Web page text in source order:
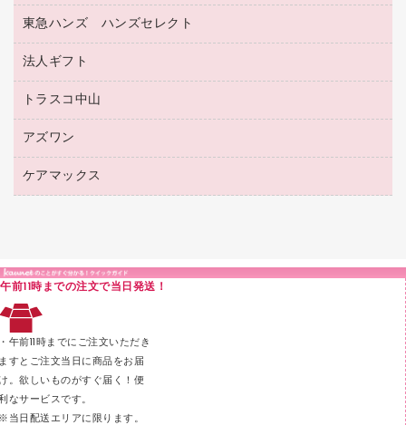
ファイルボックス
パイプ式ファイル
その他ファイル
クリヤーホルダー
クリヤーブック（差替式）
クリヤーブック（固定式）
Ｚ式ファイル
２穴リフィル・２穴インデックス
ホワイトボード用マーカー
ボールペン（油性）
ボールペン（ゲルインク）
シャープペンシル用替芯
電話台
接着用品
針なしステープラー
紙めくり
裁断機
印章用品
ラベル類
メンディングテープ
メッシュケース／ペンケース
店舗運営用品
陳列什器
紙手提げ袋
レジ・ポリ袋
ディスプレイ用品
カウンター／お会計用品
東急ハンズ ハンズセレクト
東急ハンズ
法人ギフト
高島屋
高島屋（食品・飲料）
カウネットギフト（食品・飲料）
トラスコ中山
建築・作業用品
アズワン
医療・介護用品（食品・飲料・食添製品）
ケアマックス
午前11時までの注文で当日発送！
午前11時までにご注文いただき
すとご注文当日に商品をお届
。欲しいものがすぐ届く！便
なサービスです。
当日配送エリアに限ります。